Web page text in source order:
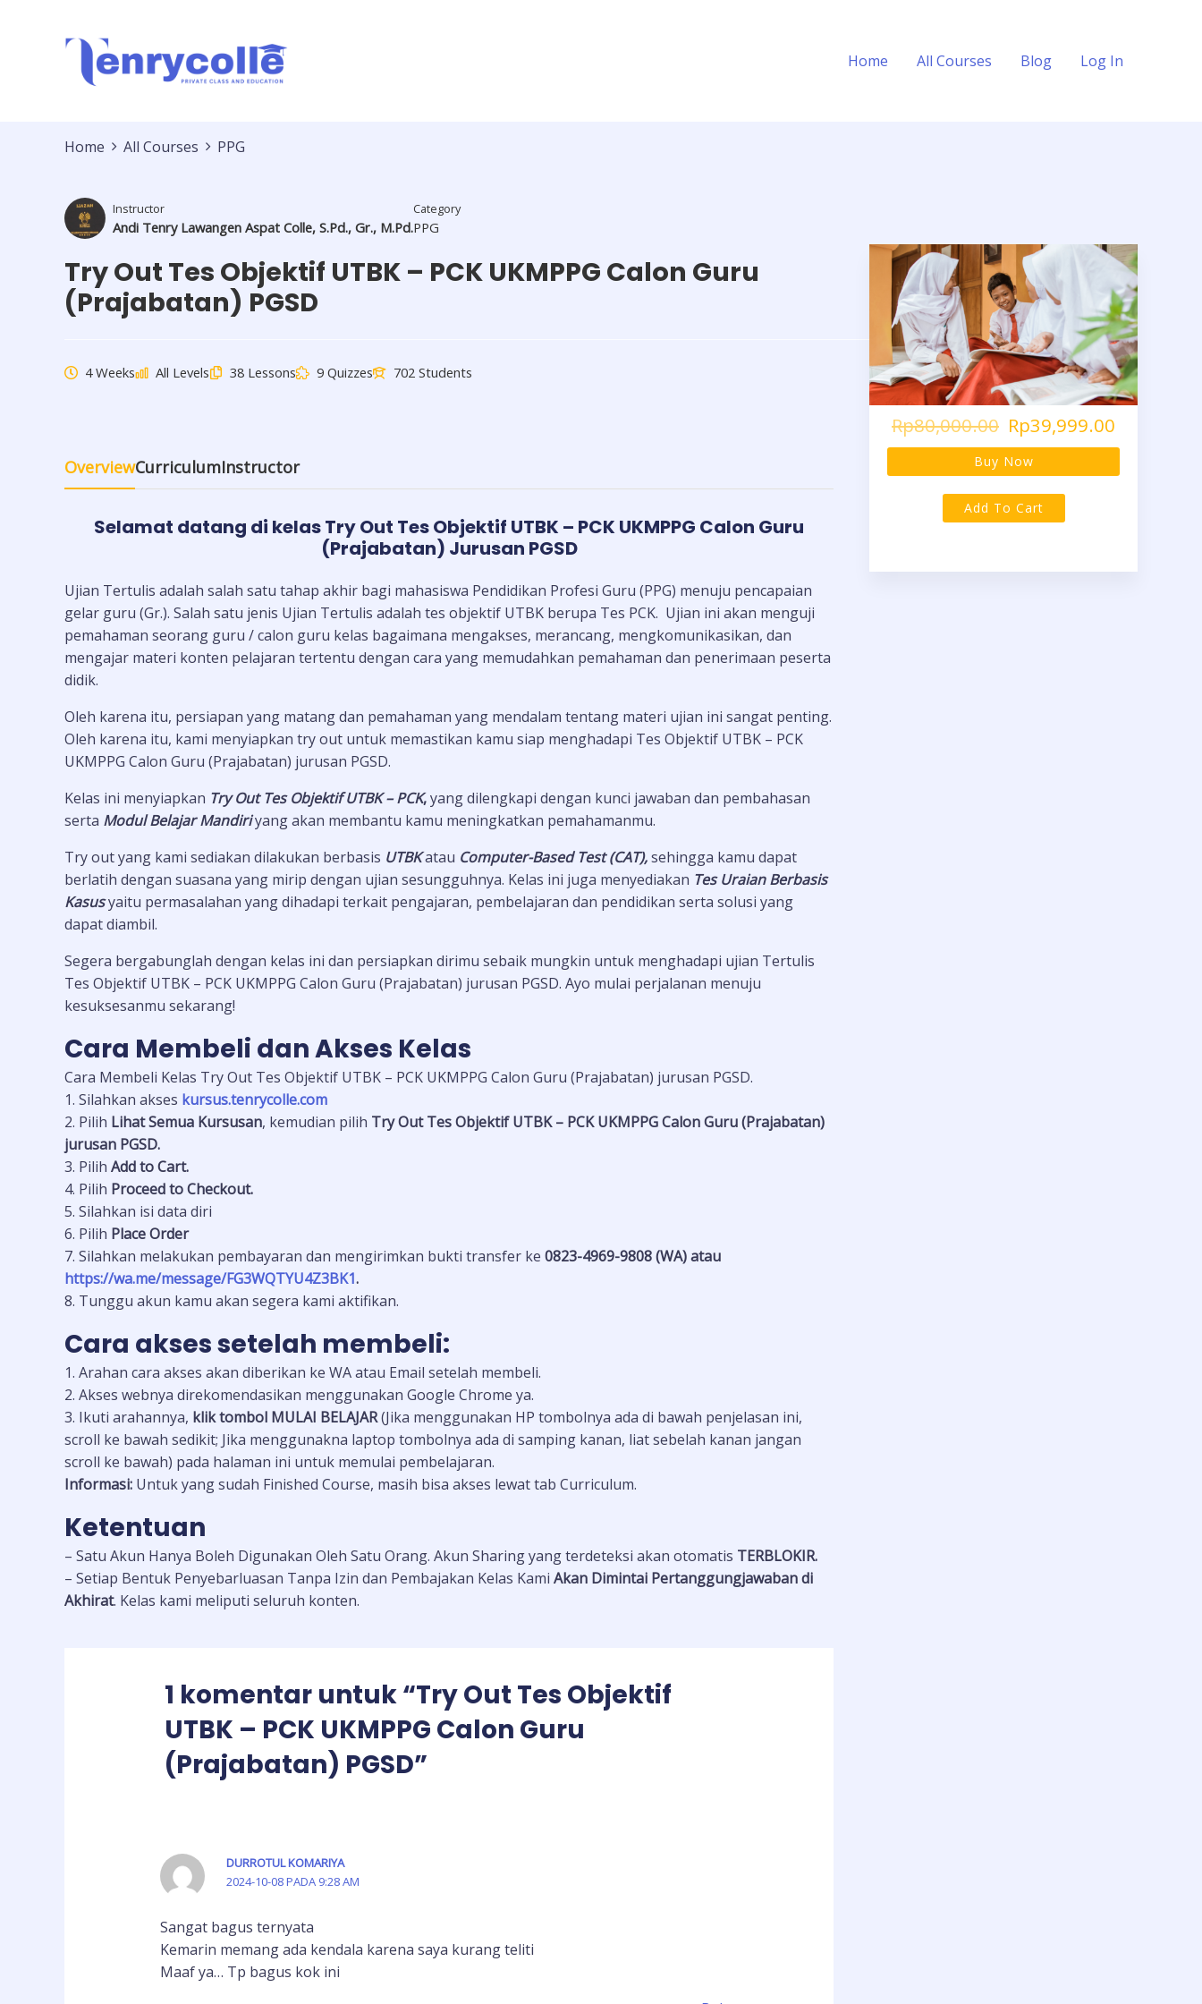
Home All Courses Blog Log In
Home All Courses PPG
Instructor
Andi Tenry Lawangen Aspat Colle, S.Pd., Gr., M.Pd.
Category
PPG
Try Out Tes Objektif UTBK – PCK UKMPPG Calon Guru
(Prajabatan) PGSD
4 Weeks All Levels 38 Lessons 9 Quizzes 702 Students
OverviewCurriculumInstructor
Selamat datang di kelas Try Out Tes Objektif UTBK – PCK UKMPPG Calon Guru
(Prajabatan) Jurusan PGSD
Ujian Tertulis adalah salah satu tahap akhir bagi mahasiswa Pendidikan Profesi Guru (PPG) menuju pencapaian
gelar guru (Gr.). Salah satu jenis Ujian Tertulis adalah tes objektif UTBK berupa Tes PCK. Ujian ini akan menguji
pemahaman seorang guru / calon guru kelas bagaimana mengakses, merancang, mengkomunikasikan, dan
mengajar materi konten pelajaran tertentu dengan cara yang memudahkan pemahaman dan penerimaan peserta
didik.
Oleh karena itu, persiapan yang matang dan pemahaman yang mendalam tentang materi ujian ini sangat penting.
Oleh karena itu, kami menyiapkan try out untuk memastikan kamu siap menghadapi Tes Objektif UTBK – PCK
UKMPPG Calon Guru (Prajabatan) jurusan PGSD.
Kelas ini menyiapkan Try Out Tes Objektif UTBK – PCK,yang dilengkapi dengan kunci jawaban dan pembahasan
serta Modul Belajar Mandiriyang akan membantu kamu meningkatkan pemahamanmu.
Try out yang kami sediakan dilakukan berbasis UTBKatau Computer-Based Test (CAT),sehingga kamu dapat
berlatih dengan suasana yang mirip dengan ujian sesungguhnya. Kelas ini juga menyediakan Tes Uraian Berbasis
Kasusyaitu permasalahan yang dihadapi terkait pengajaran, pembelajaran dan pendidikan serta solusi yang
dapat diambil.
Segera bergabunglah dengan kelas ini dan persiapkan dirimu sebaik mungkin untuk menghadapi ujian Tertulis
Tes Objektif UTBK – PCK UKMPPG Calon Guru (Prajabatan) jurusan PGSD. Ayo mulai perjalanan menuju
kesuksesanmu sekarang!
Cara Membeli dan Akses Kelas
Cara Membeli Kelas Try Out Tes Objektif UTBK – PCK UKMPPG Calon Guru (Prajabatan) jurusan PGSD.
1. Silahkan akses kursus.tenrycolle.com
2. Pilih Lihat Semua Kursusan, kemudian pilih Try Out Tes Objektif UTBK – PCK UKMPPG Calon Guru (Prajabatan)
jurusan PGSD.
3. Pilih Add to Cart.
4. Pilih Proceed to Checkout.
5. Silahkan isi data diri
6. Pilih Place Order
7. Silahkan melakukan pembayaran dan mengirimkan bukti transfer ke 0823-4969-9808 (WA) atau
https://wa.me/message/FG3WQTYU4Z3BK1.
8. Tunggu akun kamu akan segera kami aktifikan.
Cara akses setelah membeli:
1. Arahan cara akses akan diberikan ke WA atau Email setelah membeli.
2. Akses webnya direkomendasikan menggunakan Google Chrome ya.
3. Ikuti arahannya, klik tombol MULAI BELAJAR(Jika menggunakan HP tombolnya ada di bawah penjelasan ini,
scroll ke bawah sedikit; Jika menggunakna laptop tombolnya ada di samping kanan, liat sebelah kanan jangan
scroll ke bawah) pada halaman ini untuk memulai pembelajaran.
Informasi: Untuk yang sudah Finished Course, masih bisa akses lewat tab Curriculum.
Ketentuan
– Satu Akun Hanya Boleh Digunakan Oleh Satu Orang. Akun Sharing yang terdeteksi akan otomatis TERBLOKIR.
– Setiap Bentuk Penyebarluasan Tanpa Izin dan Pembajakan Kelas Kami Akan Dimintai Pertanggungjawaban di
Akhirat. Kelas kami meliputi seluruh konten.
1 komentar untuk “Try Out Tes Objektif
UTBK – PCK UKMPPG Calon Guru
(Prajabatan) PGSD”
DURROTUL KOMARIYA
2024-10-08 PADA 9:28 AM
Sangat bagus ternyata
Kemarin memang ada kendala karena saya kurang teliti
Maaf ya… Tp bagus kok ini
Rp80,000.00 Rp39,999.00
Buy Now
Add To Cart